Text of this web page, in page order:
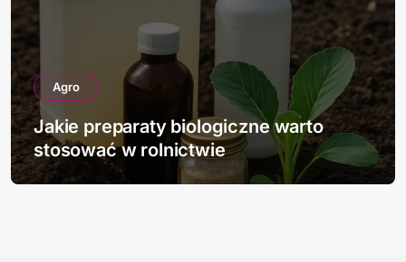
biologiczne warto
Agro
Jakie nowości
ziemniaków